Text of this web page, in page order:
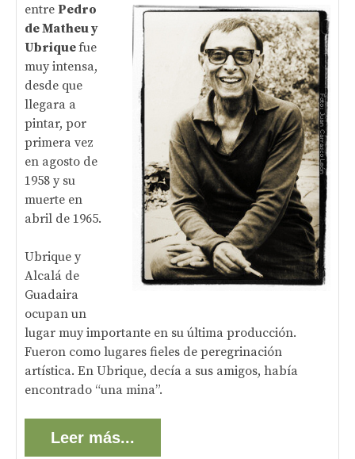
entre Pedro
de Matheu y
Ubriquefue
muy intensa,
desde que
llegara a
pintar, por
primera vez
en agosto de
1958 y su
muerte en
abril de 1965.
Ubrique y
Alcalá de
Guadaira
ocupan un
lugar muy importante en su última producción.
Fueron como lugares fieles de peregrinación
artística. En Ubrique, decía a sus amigos, había
encontrado “una mina”.
Leer más...